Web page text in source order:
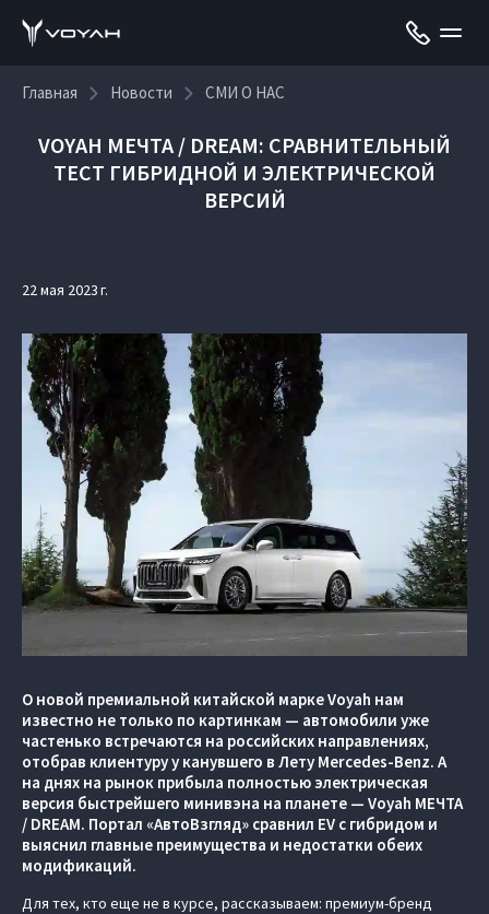
Главная Новости СМИ О НАС
VOYAH МЕЧТА / DREAM: СРАВНИТЕЛЬНЫЙ
ТЕСТ ГИБРИДНОЙ И ЭЛЕКТРИЧЕСКОЙ
ВЕРСИЙ
22 мая 2023 г.
О новой премиальной китайской марке Voyah нам
известно не только по картинкам — автомобили уже
частенько встречаются на российских направлениях,
отобрав клиентуру у канувшего в Лету Mercedes-Benz. А
на днях на рынок прибыла полностью электрическая
версия быстрейшего минивэна на планете — Voyah МЕЧТА
/ DREAM. Портал «АвтоВзгляд» сравнил EV с гибридом и
выяснил главные преимущества и недостатки обеих
модификаций.
Для тех, кто еще не в курсе, рассказываем: премиум-бренд